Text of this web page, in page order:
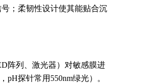
；柔韧性设计使其能贴合沉
阵列、激光器）对敏感膜进
探针常用550nm绿光）。